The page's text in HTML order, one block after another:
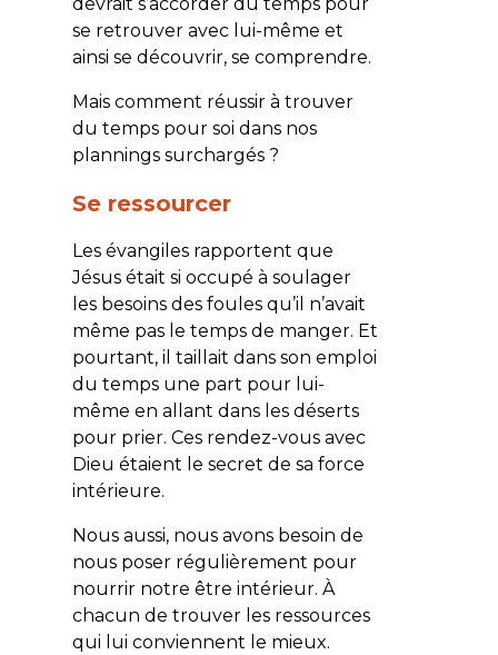
se retrouver avec lui-même et
ainsi se découvrir, se comprendre.
Mais comment réussir à trouver
du temps pour soi dans nos
plannings surchargés ?
Se ressourcer
Les évangiles rapportent que
Jésus était si occupé à soulager
les besoins des foules qu’il n’avait
même pas le temps de manger. Et
pourtant, il taillait dans son emploi
du temps une part pour lui-
même en allant dans les déserts
pour prier. Ces rendez-vous avec
Dieu étaient le secret de sa force
intérieure.
Nous aussi, nous avons besoin de
nous poser régulièrement pour
nourrir notre être intérieur. À
chacun de trouver les ressources
qui lui conviennent le mieux.